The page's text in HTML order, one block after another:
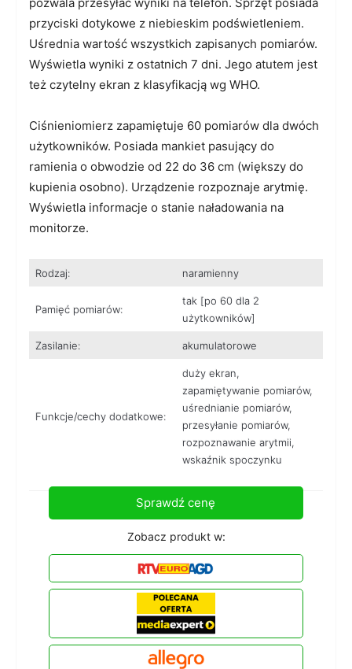
przyciski dotykowe z niebieskim podświetleniem.
Uśrednia wartość wszystkich zapisanych pomiarów.
Wyświetla wyniki z ostatnich 7 dni. Jego atutem jest
też czytelny ekran z klasyfikacją wg WHO.
Ciśnieniomierz zapamiętuje 60 pomiarów dla dwóch
użytkowników. Posiada mankiet pasujący do
ramienia o obwodzie od 22 do 36 cm (większy do
kupienia osobno). Urządzenie rozpoznaje arytmię.
Wyświetla informacje o stanie naładowania na
monitorze.
Rodzaj: naramienny
Pamięć pomiarów:
tak [po 60 dla 2
użytkowników]
Zasilanie: akumulatorowe
Funkcje/cechy dodatkowe:
duży ekran,
zapamiętywanie pomiarów,
uśrednianie pomiarów,
przesyłanie pomiarów,
rozpoznawanie arytmii,
wskaźnik spoczynku
Sprawdź cenę
Zobacz produkt w: